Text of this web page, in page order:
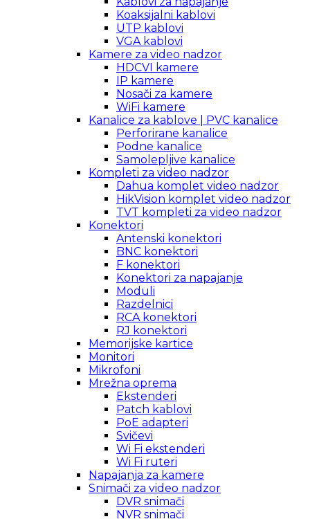
Koaksijalni kablovi
UTP kablovi
VGA kablovi
Kamere za video nadzor
HDCVI kamere
IP kamere
Nosači za kamere
WiFi kamere
Kanalice za kablove | PVC kanalice
Perforirane kanalice
Podne kanalice
Samolepljive kanalice
Kompleti za video nadzor
Dahua komplet video nadzor
HikVision komplet video nadzor
TVT kompleti za video nadzor
Konektori
Antenski konektori
BNC konektori
F konektori
Konektori za napajanje
Moduli
Razdelnici
RCA konektori
RJ konektori
Memorijske kartice
Monitori
Mikrofoni
Mrežna oprema
Ekstenderi
Patch kablovi
PoE adapteri
Svičevi
Wi Fi ekstenderi
Wi Fi ruteri
Napajanja za kamere
Snimači za video nadzor
DVR snimači
NVR snimači